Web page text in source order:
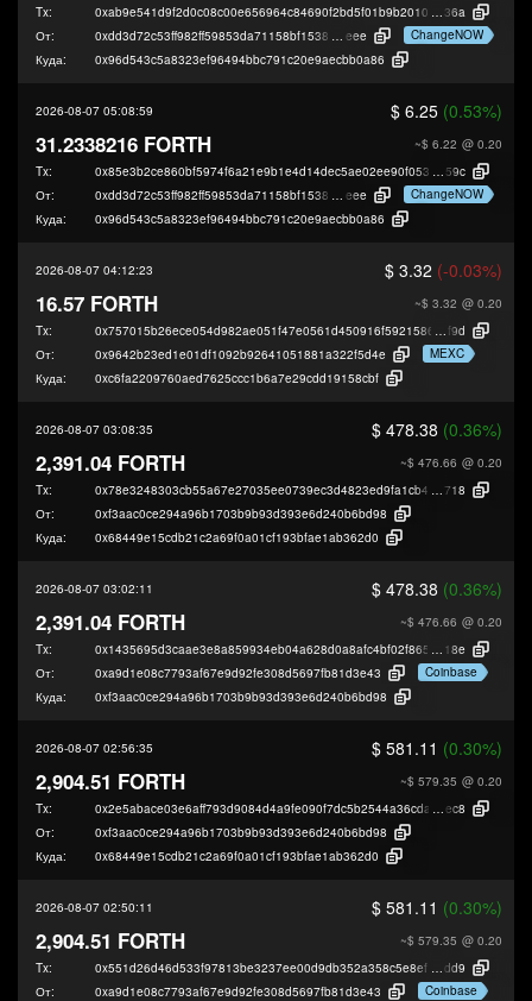
Tx: 0xab9e541d9f2d0c08c00e656964c84690f2bd5f01b9b20109a27533f6a5ef8
36a
От:
0xdd3d72c53ff982ff59853da71158bf1538b3ceee
ChangeNOW
Куда:
0x96d543c5a8323ef96494bbc791c20e9aecbb0a86
2026-08-07 05:08:59 $ 6.25 (0.53%)
~$ 6.22 @ 0.20
31.2338216 FORTH
Tx: 0x85e3b2ce860bf5974f6a21e9b1e4d14dec5ae02ee90f053dff44148230b18
59c
От:
0xdd3d72c53ff982ff59853da71158bf1538b3ceee
ChangeNOW
Куда:
0x96d543c5a8323ef96494bbc791c20e9aecbb0a86
2026-08-07 04:12:23 $ 3.32 (-0.03%)
~$ 3.32 @ 0.20
16.57 FORTH
Tx: 0x757015b26ece054d982ae051f47e0561d450916f59215866af39ac720380a
f9d
От:
0x9642b23ed1e01df1092b92641051881a322f5d4e
MEXC
Куда:
0xc6fa2209760aed7625ccc1b6a7e29cdd19158cbf
2026-08-07 03:08:35 $ 478.38 (0.36%)
~$ 476.66 @ 0.20
2,391.04 FORTH
Tx: 0x78e3248303cb55a67e27035ee0739ec3d4823ed9fa1cb4cb15adafd894f56
718
От:
0xf3aac0ce294a96b1703b9b93d393e6d240b6bd98
Куда:
0x68449e15cdb21c2a69f0a01cf193bfae1ab362d0
2026-08-07 03:02:11 $ 478.38 (0.36%)
~$ 476.66 @ 0.20
2,391.04 FORTH
Tx: 0x1435695d3caae3e8a859934eb04a628d0a8afc4bf02f865040d01a379a1de
18e
От:
0xa9d1e08c7793af67e9d92fe308d5697fb81d3e43
Coinbase
Куда:
0xf3aac0ce294a96b1703b9b93d393e6d240b6bd98
2026-08-07 02:56:35 $ 581.11 (0.30%)
~$ 579.35 @ 0.20
2,904.51 FORTH
Tx: 0x2e5abace03e6aff793d9084d4a9fe090f7dc5b2544a36cda3e1c5fec76010
ec8
От:
0xf3aac0ce294a96b1703b9b93d393e6d240b6bd98
Куда:
0x68449e15cdb21c2a69f0a01cf193bfae1ab362d0
2026-08-07 02:50:11 $ 581.11 (0.30%)
~$ 579.35 @ 0.20
2,904.51 FORTH
Tx:
dd9
От:
0xa9d1e08c7793af67e9d92fe308d5697fb81d3e43
Coinbase